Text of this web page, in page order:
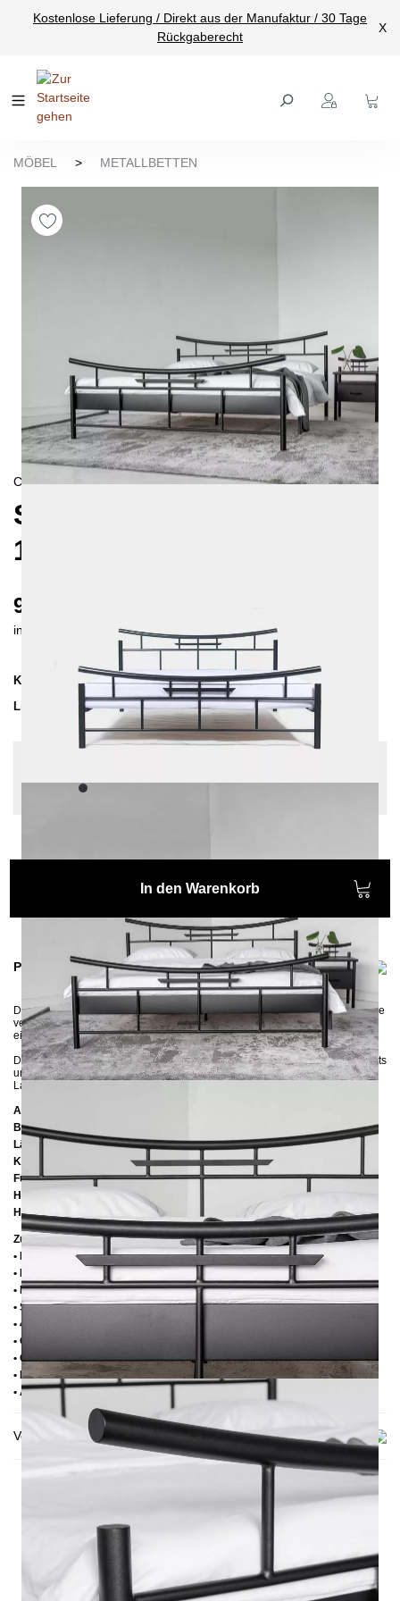
springen
Kostenlose Lieferung / Direkt aus der Manufaktur / 30 Tage
Rückgaberecht
X
MÖBEL > METALLBETTEN
CONTEMPORAIN
SEKO METALLBETT
140X200 CM
980 €
inkl. MwSt. inkl. Versandkosten (DE)
Kollektion
SEKO
Lieferzeit
3-4 Wochen| vsl. 27. Aug - 3. Sep
Farben:
Schwarz
In den Warenkorb
Produktinformationen
Das Metallbett SEKOist die Schönheit Asiens, die Mystik des Orients und die
verführerische Moderne. Durch dieses einzigartige Möbelstück bringen Sie
ein Teil der asiatischen Hochkultur in Ihr Schlafzimmer.
Das Bett besitzt in der Mitte eine Längstraverse mit einem Stützfuß und rechts
und links seitliche Auflageleisten, so können sowohl ein als auch zwei
Lattenroste in den Rahmen reingelegt werden.
Abmessungen
Breite:148 cm
Länge:
210 cm
Kopfteilhöhe:
Füßteilhöhe:67 cm
Höhe bis zur Rahmenunterkante:
Höhe bis zur Rahmenoberkante:
Zusätzliche Informationen
• Handmade
• Pulverbesichtet
• Fußstopfen aus Kunststoff
• Seitenablagen für Lattenrost 2,8 cm
• 4 cm breite Mitteltraverse
• Ohne Lattenrost
• Ohne Matratze
• Lieferzustand: Zerlegt (in 2 Kartons)
• Andere RAL-Farben auf Anfrage möglich
Versand & Lieferung
DAS KÖNNTE DIR AUCH